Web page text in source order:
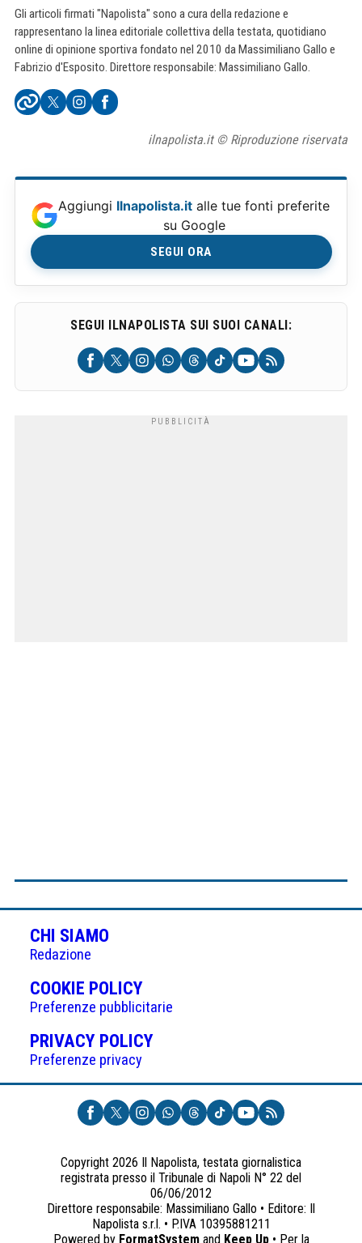
Gli articoli firmati "Napolista" sono a cura della redazione e
rappresentano la linea editoriale collettiva della testata, quotidiano
online di opinione sportiva fondato nel 2010 da Massimiliano Gallo e
Fabrizio d'Esposito. Direttore responsabile: Massimiliano Gallo.
ilnapolista.it © Riproduzione riservata
Aggiungi Ilnapolista.it alle tue fonti preferite
su Google
SEGUI ORA
SEGUI ILNAPOLISTA SUI SUOI CANALI:
CHI SIAMO
Redazione
COOKIE POLICY(APRE
IN
UNA
NUOVA
Preferenze pubblicitarie
PRIVACY POLICY(APRE
UNA
NUOVA
SCHEDA)
Preferenze privacy
Copyright 2026 Il Napolista, testata giornalistica
registrata presso il Tribunale di Napoli N° 22 del
06/06/2012
Direttore responsabile: Massimiliano Gallo • Editore: Il
Napolista s.r.l. • P.IVA 10395881211
Powered by FormatSystemand Keep Up• Per la